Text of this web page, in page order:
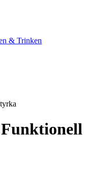
& Trinken